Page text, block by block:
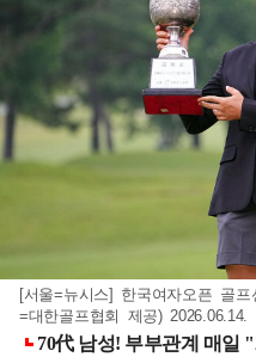
[서울=뉴시스] 한국여자오픈 골
=대한골프협회 제공)